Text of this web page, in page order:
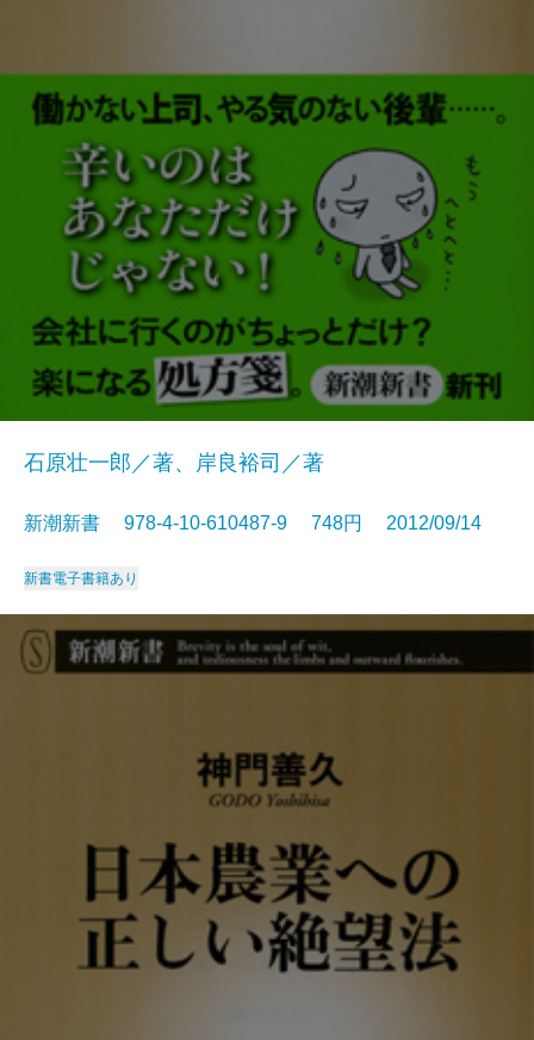
石原壮一郎／著、岸良裕司／著
新潮新書 978-4-10-610487-9 748円 2012/09/14
新書電子書籍あり